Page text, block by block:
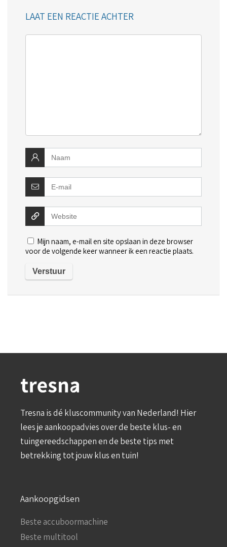
LAAT EEN REACTIE ACHTER
Mijn naam, e-mail en site opslaan in deze browser
voor de volgende keer wanneer ik een reactie plaats.
Tresna is dé kluscommunity van Nederland! Hier
lees je aankoopadvies over de beste klus- en
tuingereedschappen en de beste tips met
betrekking tot jouw klus en tuin!
Aankoopgidsen
Beste accuboormachine
Beste multitool